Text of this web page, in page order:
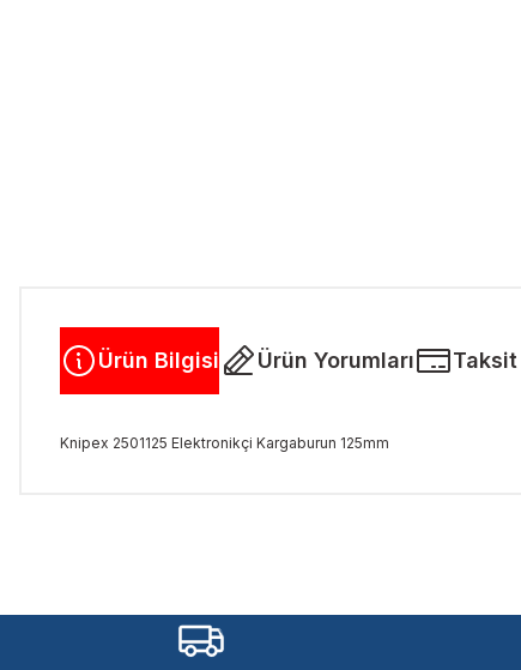
Ürün Bilgisi Ürün Yorumları
Knipex 2501125 Elektronikçi Kargaburun 125mm
Ürün açıklamasında eksik bilgiler bulunuyor.
Ürün bilgilerinde hatalar bulunuyor.